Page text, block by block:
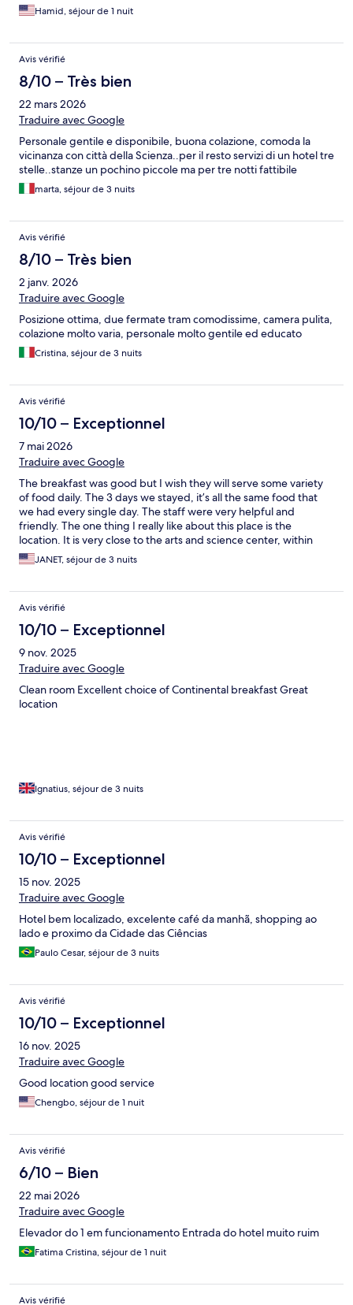
Hamid, séjour de 1 nuit
Avis vérifié
8/10 – Très bien
22 mars 2026
Traduire avec Google
Personale gentile e disponibile, buona colazione, comoda la
vicinanza con città della Scienza..per il resto servizi di un hotel tre
stelle..stanze un pochino piccole ma per tre notti fattibile
marta, séjour de 3 nuits
Avis vérifié
8/10 – Très bien
2 janv. 2026
Traduire avec Google
Posizione ottima, due fermate tram comodissime, camera pulita,
colazione molto varia, personale molto gentile ed educato
Cristina, séjour de 3 nuits
Avis vérifié
10/10 – Exceptionnel
7 mai 2026
Traduire avec Google
The breakfast was good but I wish they will serve some variety
of food daily. The 3 days we stayed, it’s all the same food that
we had every single day. The staff were very helpful and
friendly. The one thing I really like about this place is the
location. It is very close to the arts and science center, within
walking distance. The best part is, there’s a huge mall across the
hotel and so many places to eat and shop.
JANET, séjour de 3 nuits
Avis vérifié
10/10 – Exceptionnel
9 nov. 2025
Traduire avec Google
Clean room Excellent choice of Continental breakfast Great
location
Ignatius, séjour de 3 nuits
Avis vérifié
10/10 – Exceptionnel
15 nov. 2025
Traduire avec Google
Hotel bem localizado, excelente café da manhã, shopping ao
lado e proximo da Cidade das Ciências
Paulo Cesar, séjour de 3 nuits
Avis vérifié
10/10 – Exceptionnel
16 nov. 2025
Traduire avec Google
Good location good service
Chengbo, séjour de 1 nuit
Avis vérifié
6/10 – Bien
22 mai 2026
Traduire avec Google
Elevador do 1 em funcionamento Entrada do hotel muito ruim
Fatima Cristina, séjour de 1 nuit
Avis vérifié